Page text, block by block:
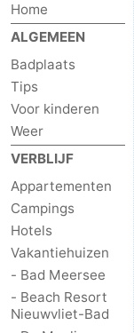
Home
ALGEMEEN
Badplaats
Tips
Voor kinderen
Weer
VERBLIJF
Appartementen
Campings
Hotels
Vakantiehuizen
- Bad Meersee
- Beach Resort
Nieuwvliet-Bad